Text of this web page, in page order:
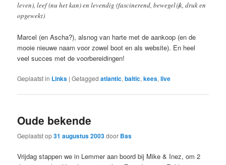
leven), leef (nu het kan) en levendig (fascinerend, bewegelijk, druk en
opgewekt)
Marcel (en Ascha?), alsnog van harte met de aankoop (en de
mooie nieuwe naam voor zowel boot en als website). En heel
veel succes met de voorbereidingen!
Geplaatst in Links |Getagged atlantic,baltic,kees,live
Oude bekende
Geplaatst op31 augustus 2003door Bas
Vrijdag stappen we in Lemmer aan boord bij Mike & Inez, om 2